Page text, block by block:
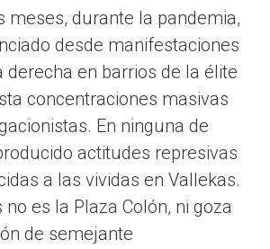
meses, durante la pandemia,
desde manifestaciones
derecha en barrios de la élite
concentraciones masivas
En ninguna de
actitudes represivas
a las vividas en Vallekas.
no es la Plaza Colón, ni goza
de semejante